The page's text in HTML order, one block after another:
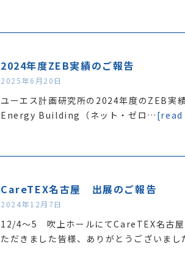
2024年度ZEB実績のご報告
2025年6月20日
ユーエス計画研究所の2024年度のZEB
Energy Building（ネット・ゼロ…
CareTEX名古屋 出展のご報告
2024年12月7日
12/4～5 吹上ホールにてCareTEX名古屋
ただきました皆様、ありがとうございま